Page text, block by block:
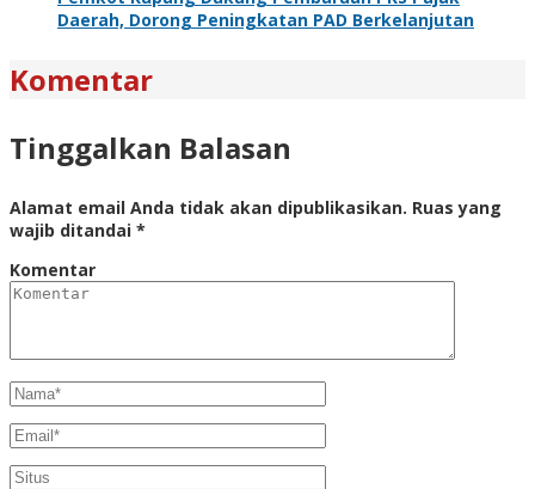
Daerah, Dorong Peningkatan PAD Berkelanjutan
Komentar
Tinggalkan Balasan
Alamat email Anda tidak akan dipublikasikan. Ruas yang
wajib ditandai *
Komentar